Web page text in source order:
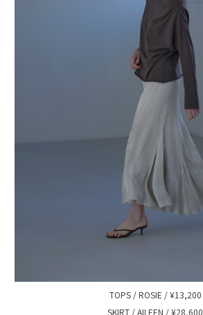
TOPS / ROSIE / ¥13,200
SKIRT / AILEEN / ¥28,600